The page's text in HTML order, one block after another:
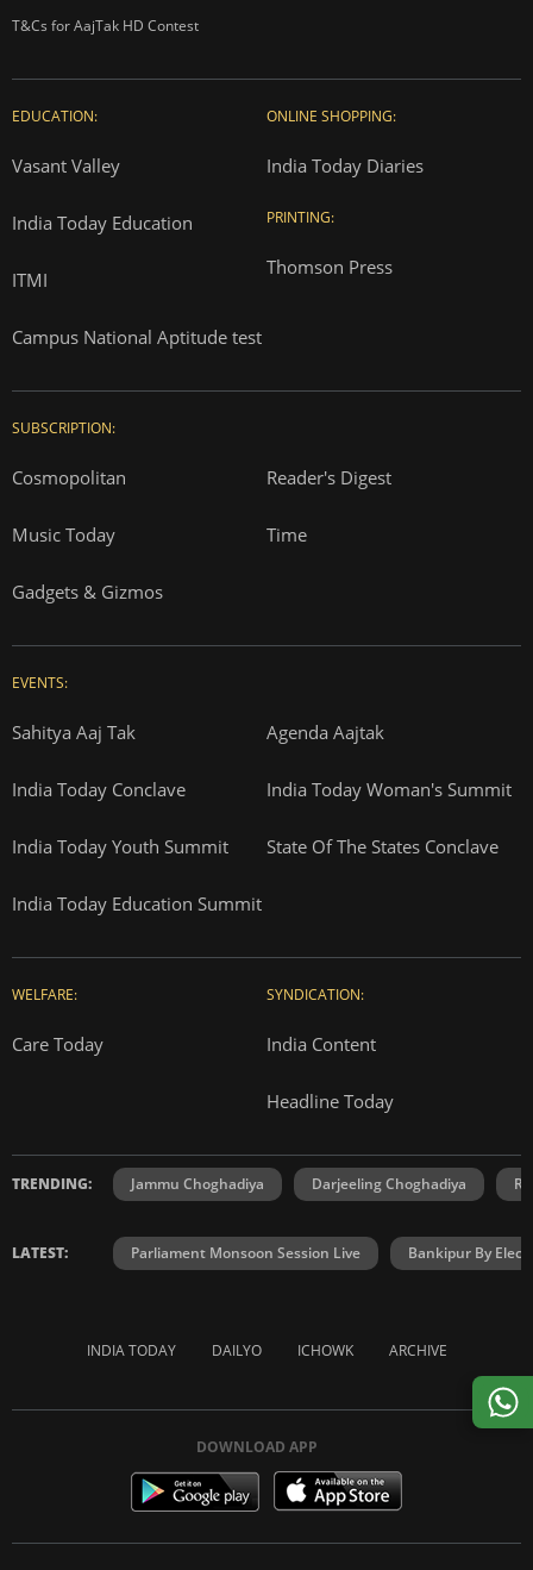
T&Cs for AajTak HD Contest
EDUCATION:
Vasant Valley
India Today Education
ITMI
Campus National Aptitude test
ONLINE SHOPPING:
India Today Diaries
PRINTING:
Thomson Press
SUBSCRIPTION:
Cosmopolitan Reader's Digest
Music Today Time
Gadgets & Gizmos
EVENTS:
Sahitya Aaj Tak Agenda Aajtak
India Today Conclave India Today Woman's Summit
India Today Youth Summit State Of The States Conclave
India Today Education Summit
WELFARE:
Care Today
SYNDICATION:
India Content
Headline Today
TRENDING: Jammu Choghadiya Darjeeling Choghadiya
LATEST: Parliament Monsoon Session Live Bankipur By
INDIA TODAY DAILYO ICHOWK ARCHIVE
DOWNLOAD APP